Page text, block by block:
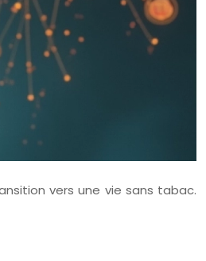
vers une vie sans tabac.